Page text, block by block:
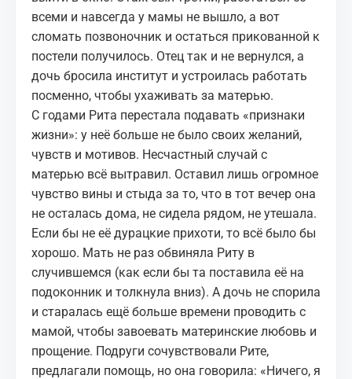
всеми и навсегда у мамы не вышло, а вот
сломать позвоночник и остаться прикованной к
постели получилось. Отец так и не вернулся, а
дочь бросила институт и устроилась работать
посменно, чтобы ухаживать за матерью.
С годами Рита перестала подавать «признаки
жизни»: у неё больше не было своих желаний,
чувств и мотивов. Несчастный случай с
матерью всё вытравил. Оставил лишь огромное
чувство вины и стыда за то, что в тот вечер она
не осталась дома, не сидела рядом, не утешала.
Если бы не её дурацкие прихоти, то всё было бы
хорошо. Мать не раз обвиняла Риту в
случившемся (как если бы та поставила её на
подоконник и толкнула вниз). А дочь не спорила
и старалась ещё больше времени проводить с
мамой, чтобы завоевать материнские любовь и
прощение. Подруги сочувствовали Рите,
предлагали помощь, но она говорила: «Ничего, я